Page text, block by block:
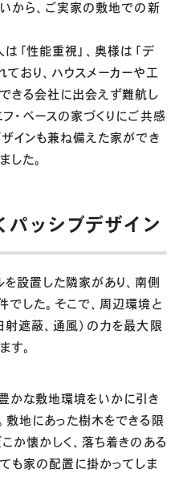
から、ご実家の敷地での新
「性能重視」、奥様は「デ
おり、ハウスメーカーや工
きる会社に出会えず難航し
・ベースの家づくりにご共感
インも兼ね備えた家ができ
した。
パッシブデザイン
設置した隣家があり、南側
でした。そこで、周辺環境と
射遮蔽、通風）の力を最大限
す。
かな敷地環境をいかに引き
敷地にあった樹木をできる限
か懐かしく、落ち着きのある
も家の配置に掛かってしま